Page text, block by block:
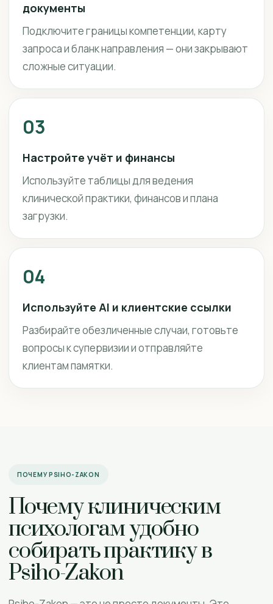
документы
Подключите границы компетенции, карту
запроса и бланк направления — они закрывают
сложные ситуации.
03
Настройте учёт и финансы
Используйте таблицы для ведения
клинической практики, финансов и плана
загрузки.
04
Используйте AI и клиентские ссылки
Разбирайте обезличенные случаи, готовьте
вопросы к супервизии и отправляйте
клиентам памятки.
ПОЧЕМУ PSIHO-ZAKON
Почему клиническим
психологам удобно
собирать практику в
Psiho-Zakon